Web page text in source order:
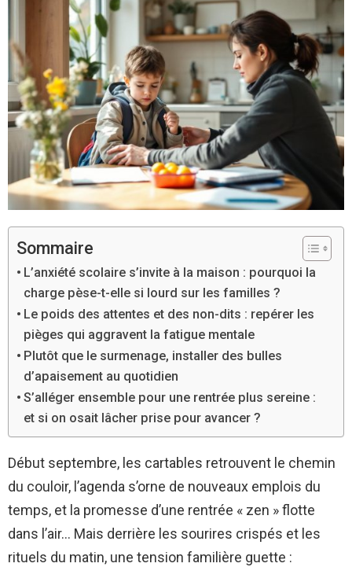
Sommaire
L’anxiété scolaire s’invite à la maison : pourquoi la
charge pèse-t-elle si lourd sur les familles ?
Le poids des attentes et des non-dits : repérer les
pièges qui aggravent la fatigue mentale
Plutôt que le surmenage, installer des bulles
d’apaisement au quotidien
S’alléger ensemble pour une rentrée plus sereine :
et si on osait lâcher prise pour avancer ?
Début septembre, les cartables retrouvent le chemin
du couloir, l’agenda s’orne de nouveaux emplois du
temps, et la promesse d’une rentrée « zen » flotte
dans l’air… Mais derrière les sourires crispés et les
rituels du matin, une tension familière guette :